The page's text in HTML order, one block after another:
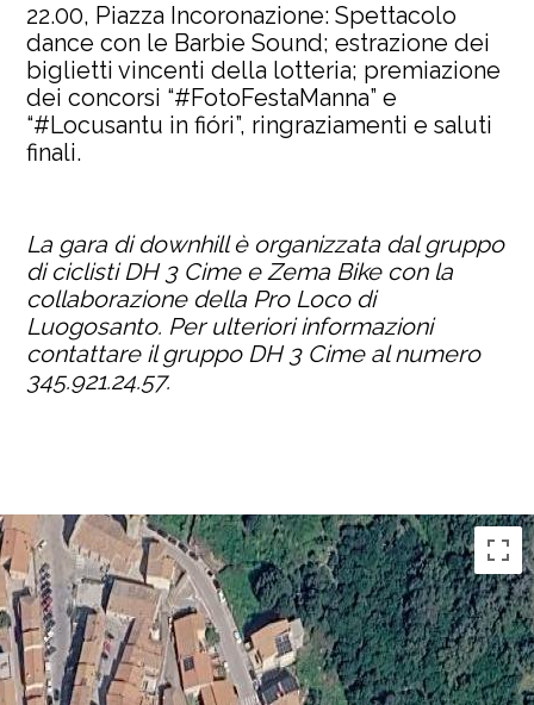
22.00, Piazza Incoronazione: Spettacolo
dance con le Barbie Sound; estrazione dei
biglietti vincenti della lotteria; premiazione
dei concorsi “#FotoFestaManna” e
“#Locusantu in fióri”, ringraziamenti e saluti
finali.
La gara di downhill è organizzata dal gruppo
di ciclisti DH 3 Cime e Zema Bike con la
collaborazione della Pro Loco di
Luogosanto. Per ulteriori informazioni
contattare il gruppo DH 3 Cime al numero
345.921.24.57.